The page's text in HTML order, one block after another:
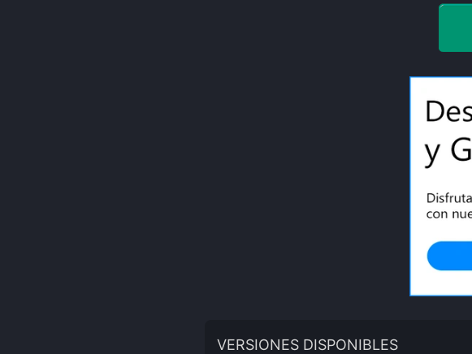
VERSIONES DISPONIBLES